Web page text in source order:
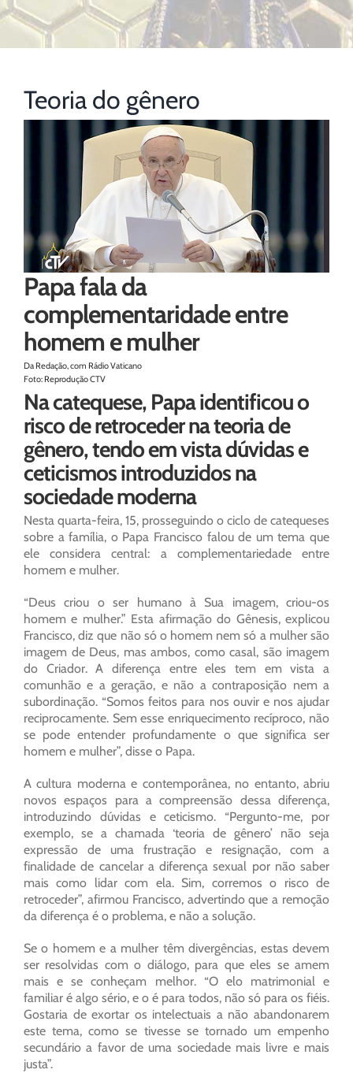
Teoria do gênero
Papa fala da
complementaridade entre
homem e mulher
Da Redação, com Rádio Vaticano
Foto: Reprodução CTV
Na catequese, Papa identificou o
risco de retroceder na teoria de
gênero, tendo em vista dúvidas e
ceticismos introduzidos na
sociedade moderna
Nesta quarta-feira, 15, prosseguindo o ciclo de catequeses
sobre a família, o Papa Francisco falou de um tema que
ele considera central: a complementariedade entre
homem e mulher.
“Deus criou o ser humano à Sua imagem, criou-os
homem e mulher.” Esta afirmação do Gênesis, explicou
Francisco, diz que não só o homem nem só a mulher são
imagem de Deus, mas ambos, como casal, são imagem
do Criador. A diferença entre eles tem em vista a
comunhão e a geração, e não a contraposição nem a
subordinação. “Somos feitos para nos ouvir e nos ajudar
reciprocamente. Sem esse enriquecimento recíproco, não
se pode entender profundamente o que significa ser
homem e mulher”, disse o Papa.
A cultura moderna e contemporânea, no entanto, abriu
novos espaços para a compreensão dessa diferença,
introduzindo dúvidas e ceticismo. “Pergunto-me, por
exemplo, se a chamada ‘teoria de gênero’ não seja
expressão de uma frustração e resignação, com a
finalidade de cancelar a diferença sexual por não saber
mais como lidar com ela. Sim, corremos o risco de
retroceder”, afirmou Francisco, advertindo que a remoção
da diferença é o problema, e não a solução.
Se o homem e a mulher têm divergências, estas devem
ser resolvidas com o diálogo, para que eles se amem
mais e se conheçam melhor. “O elo matrimonial e
familiar é algo sério, e o é para todos, não só para os fiéis.
Gostaria de exortar os intelectuais a não abandonarem
este tema, como se tivesse se tornado um empenho
secundário a favor de uma sociedade mais livre e mais
justa”.